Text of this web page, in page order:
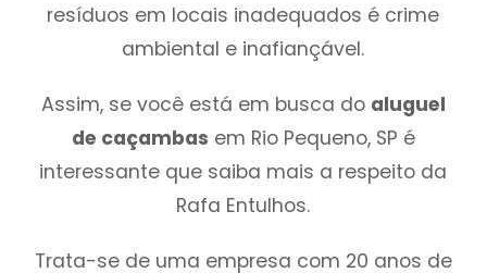
resíduos em locais inadequados é crime
ambiental e inafiançável.
Assim, se você está em busca do aluguel
de caçambas em Rio Pequeno, SP é
interessante que saiba mais a respeito da
Rafa Entulhos.
Trata-se de uma empresa com 20 anos de